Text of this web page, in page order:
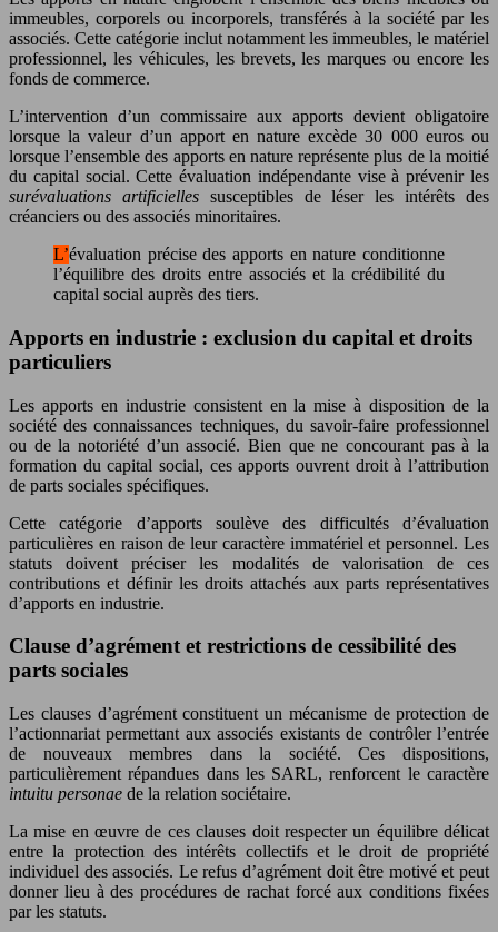
immeubles, corporels ou incorporels, transférés à la société par les
associés. Cette catégorie inclut notamment les immeubles, le matériel
professionnel, les véhicules, les brevets, les marques ou encore les
fonds de commerce.
L’intervention d’un commissaire aux apports devient obligatoire
lorsque la valeur d’un apport en nature excède 30 000 euros ou
lorsque l’ensemble des apports en nature représente plus de la moitié
du capital social. Cette évaluation indépendante vise à prévenir les
surévaluations artificielles susceptibles de léser les intérêts des
créanciers ou des associés minoritaires.
L’évaluation précise des apports en nature conditionne
l’équilibre des droits entre associés et la crédibilité du
capital social auprès des tiers.
Apports en industrie : exclusion du capital et droits
particuliers
Les apports en industrie consistent en la mise à disposition de la
société des connaissances techniques, du savoir-faire professionnel
ou de la notoriété d’un associé. Bien que ne concourant pas à la
formation du capital social, ces apports ouvrent droit à l’attribution
de parts sociales spécifiques.
Cette catégorie d’apports soulève des difficultés d’évaluation
particulières en raison de leur caractère immatériel et personnel. Les
statuts doivent préciser les modalités de valorisation de ces
contributions et définir les droits attachés aux parts représentatives
d’apports en industrie.
Clause d’agrément et restrictions de cessibilité des
parts sociales
Les clauses d’agrément constituent un mécanisme de protection de
l’actionnariat permettant aux associés existants de contrôler l’entrée
de nouveaux membres dans la société. Ces dispositions,
particulièrement répandues dans les SARL, renforcent le caractère
intuitu personae de la relation sociétaire.
La mise en œuvre de ces clauses doit respecter un équilibre délicat
entre la protection des intérêts collectifs et le droit de propriété
individuel des associés. Le refus d’agrément doit être motivé et peut
donner lieu à des procédures de rachat forcé aux conditions fixées
par les statuts.